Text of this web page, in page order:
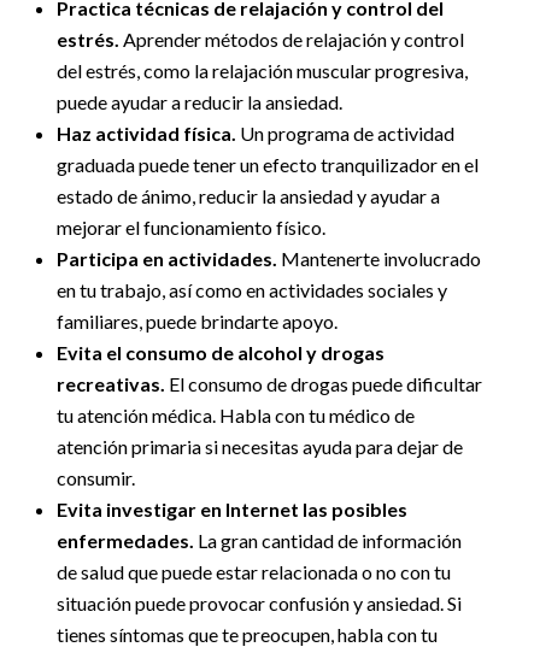
Practica técnicas de relajación y control del
estrés. Aprender métodos de relajación y control
del estrés, como la relajación muscular progresiva,
puede ayudar a reducir la ansiedad.
Haz actividad física. Un programa de actividad
graduada puede tener un efecto tranquilizador en el
estado de ánimo, reducir la ansiedad y ayudar a
mejorar el funcionamiento físico.
Participa en actividades. Mantenerte involucrado
en tu trabajo, así como en actividades sociales y
familiares, puede brindarte apoyo.
Evita el consumo de alcohol y drogas
recreativas. El consumo de drogas puede dificultar
tu atención médica. Habla con tu médico de
atención primaria si necesitas ayuda para dejar de
consumir.
Evita investigar en Internet las posibles
enfermedades. La gran cantidad de información
de salud que puede estar relacionada o no con tu
situación puede provocar confusión y ansiedad. Si
tienes síntomas que te preocupen, habla con tu